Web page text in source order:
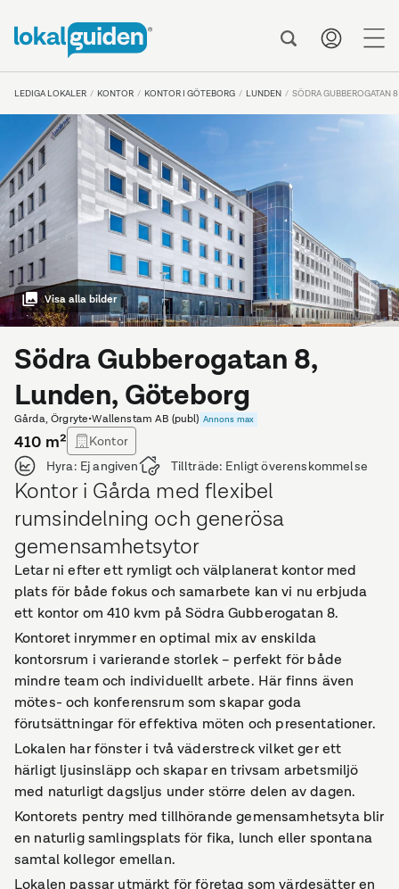
LEDIGA LOKALER KONTOR KONTOR I GÖTEBORG LUNDEN SÖDRA GUBBEROGATAN 8
Visa alla bilder
Södra Gubberogatan 8,
Lunden, Göteborg
Gårda, Örgryte•Wallenstam AB (publ) Annons max
410 m²
Kontor
Hyra: Ej angiven Tillträde: Enligt överenskommelse
Kontor i Gårda med flexibel
rumsindelning och generösa
gemensamhetsytor
Letar ni efter ett rymligt och välplanerat kontor med
plats för både fokus och samarbete kan vi nu erbjuda
ett kontor om 410 kvm på Södra Gubberogatan 8.
Kontoret inrymmer en optimal mix av enskilda
kontorsrum i varierande storlek – perfekt för både
mindre team och individuellt arbete. Här finns även
mötes- och konferensrum som skapar goda
förutsättningar för effektiva möten och presentationer.
Lokalen har fönster i två väderstreck vilket ger ett
härligt ljusinsläpp och skapar en trivsam arbetsmiljö
med naturligt dagsljus under större delen av dagen.
Kontorets pentry med tillhörande gemensamhetsyta blir
en naturlig samlingsplats för fika, lunch eller spontana
samtal kollegor emellan.
Lokalen passar utmärkt för företag som värdesätter en